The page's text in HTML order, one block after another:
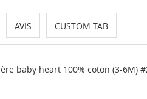
AVIS CUSTOM TAB
baby heart 100% coton (3-